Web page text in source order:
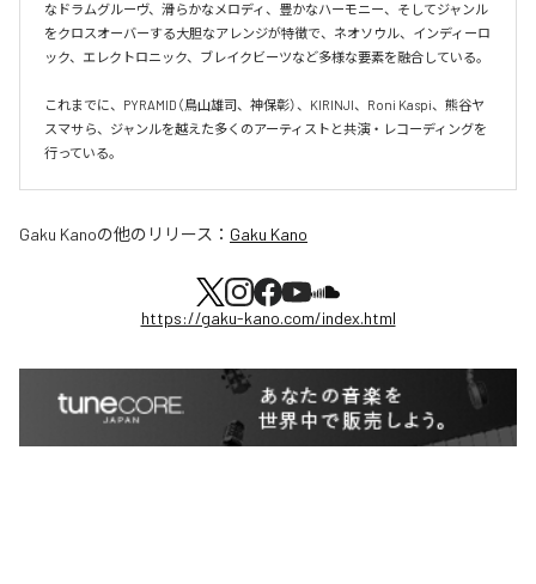
なドラムグルーヴ、滑らかなメロディ、豊かなハーモニー、そしてジャンル
をクロスオーバーする大胆なアレンジが特徴で、ネオソウル、インディーロ
ック、エレクトロニック、ブレイクビーツなど多様な要素を融合している。
これまでに、PYRAMID（鳥山雄司、神保彰）、KIRINJI、Roni Kaspi、熊谷ヤ
スマサら、ジャンルを越えた多くのアーティストと共演・レコーディングを
行っている。
Gaku Kanoの他のリリース： Gaku Kano
https://gaku-kano.com/index.html